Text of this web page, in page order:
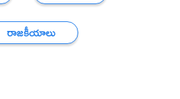
రాజకీయాలు